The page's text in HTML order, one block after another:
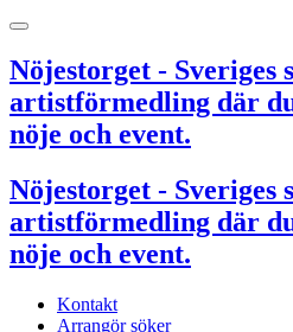
Nöjestorget - Sveriges
artistförmedling där
nöje och event.
Nöjestorget - Sveriges
artistförmedling där
nöje och event.
Kontakt
Arrangör söker